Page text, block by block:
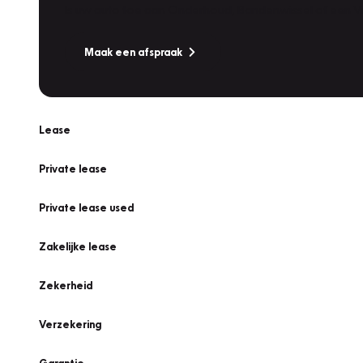
Maak een afspraak
Lease
Private lease
Private lease used
Zakelijke lease
Zekerheid
Verzekering